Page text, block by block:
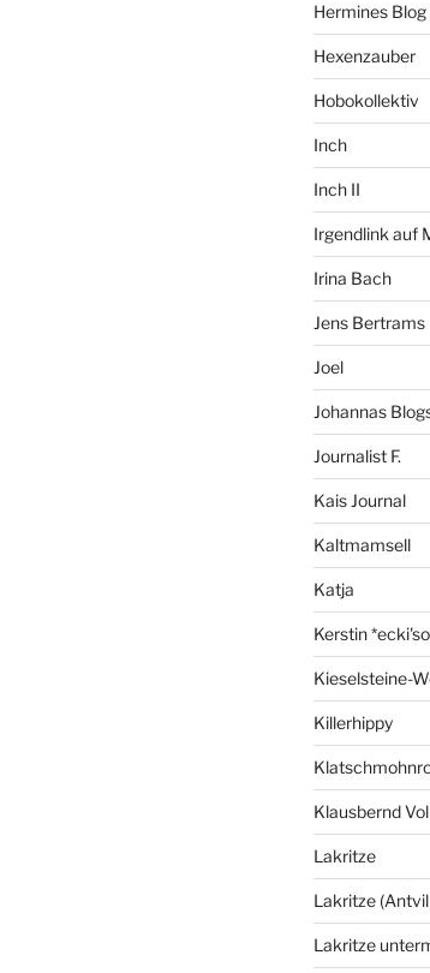
Hermines Blog
Hexenzauber
Hobokollektiv
Inch
Inch II
Irgendlink auf
Irina Bach
Jens Bertrams
Joel
Johannas
Journalist F.
Kais Journal
Kaltmamsell
Katja
Kerstin
Kieselsteine-
Killerhippy
Klausbernd
Lakritze
Lakritze
Lakritze